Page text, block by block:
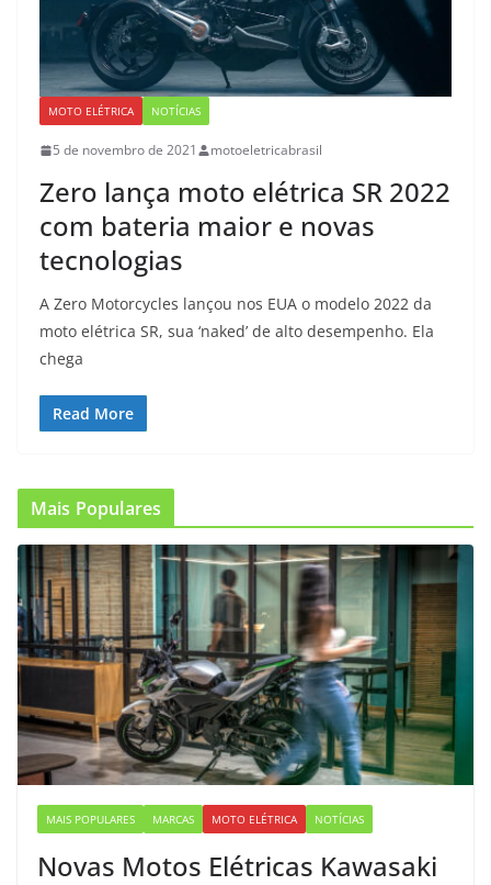
MOTO ELÉTRICA NOTÍCIAS
5 de novembro de 2021 motoeletricabrasil
Zero lança moto elétrica SR 2022
com bateria maior e novas
tecnologias
A Zero Motorcycles lançou nos EUA o modelo 2022 da
moto elétrica SR, sua ‘naked’ de alto desempenho. Ela
chega
Read More
Mais Populares
MAIS POPULARES MARCAS MOTO ELÉTRICA NOTÍCIAS
Novas Motos Elétricas Kawasaki